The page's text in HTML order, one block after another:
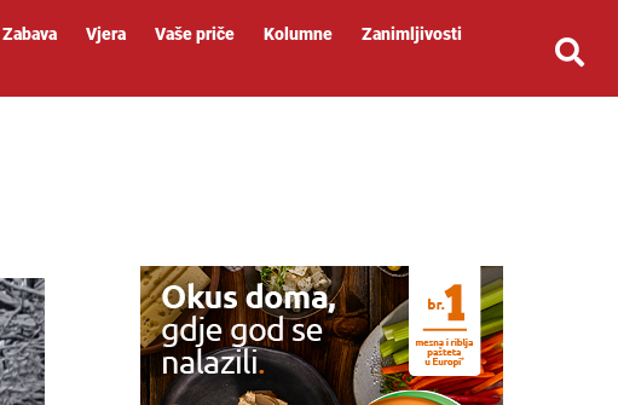
Zabava Vjera Vaše priče Kolumne
Zanimljivosti